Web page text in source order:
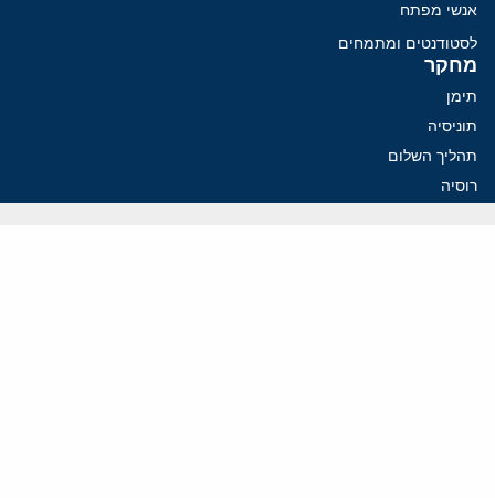
אנשי מפתח
לסטודנטים ומתמחים
מחקר
תימן
תוניסיה
תהליך השלום
רוסיה